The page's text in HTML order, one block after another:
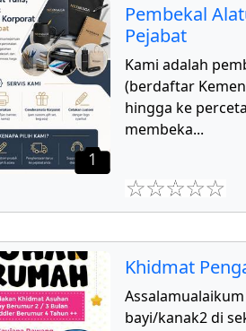
1
Pembekal
Pejabat
Kami adalah
(berdaftar
hingga ke
membeka...
Khidmat
bayi/kanak2 di